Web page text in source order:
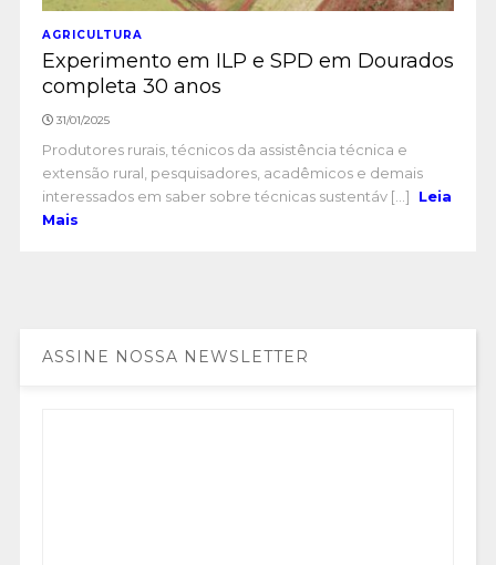
AGRICULTURA
Experimento em ILP e SPD em Dourados
completa 30 anos
31/01/2025
Produtores rurais, técnicos da assistência técnica e
extensão rural, pesquisadores, acadêmicos e demais
interessados em saber sobre técnicas sustentáv [...]
Leia
Mais
ASSINE NOSSA NEWSLETTER